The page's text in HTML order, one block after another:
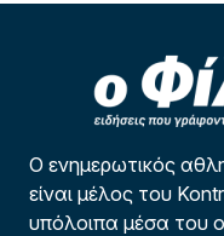
Ο ενημερωτικός
είναι μέλος του
υπόλοιπα μέσα του